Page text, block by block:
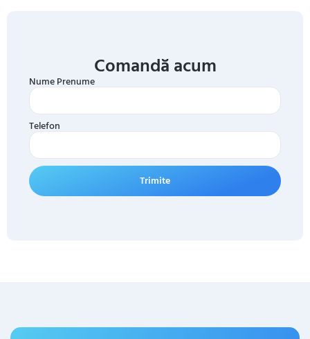
Comandă acum
Nume Prenume
Telefon
Trimite